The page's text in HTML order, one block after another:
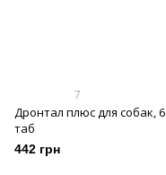
7
Дронтал плюс для собак, 6
таб
442 грн